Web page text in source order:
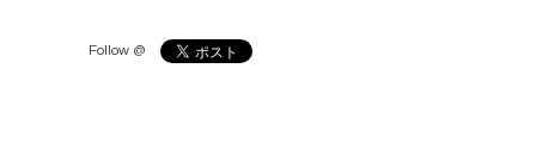
Follow @